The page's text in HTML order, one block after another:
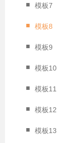
■ 模板7
■ 模板8
■ 模板9
■ 模板10
■ 模板11
■ 模板12
■ 模板13